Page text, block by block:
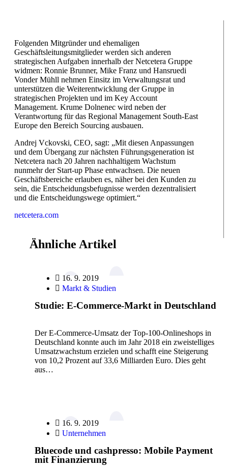
Folgenden Mitgründer und ehemaligen
Geschäftsleitungsmitglieder werden sich anderen
strategischen Aufgaben innerhalb der Netcetera Gruppe
widmen: Ronnie Brunner, Mike Franz und Hansruedi
Vonder Mühll nehmen Einsitz im Verwaltungsrat und
unterstützen die Weiterentwicklung der Gruppe in
strategischen Projekten und im Key Account
Management. Krume Dolnenec wird neben der
Verantwortung für das Regional Management South-East
Europe den Bereich Sourcing ausbauen.
Andrej Vckovski, CEO, sagt: „Mit diesen Anpassungen
und dem Übergang zur nächsten Führungsgeneration ist
Netcetera nach 20 Jahren nachhaltigem Wachstum
nunmehr der Start-up Phase entwachsen. Die neuen
Geschäftsbereiche erlauben es, näher bei den Kunden zu
sein, die Entscheidungsbefugnisse werden dezentralisiert
und die Entscheidungswege optimiert.“
netcetera.com
Ähnliche Artikel
16. 9. 2019
Markt & Studien
Studie: E-Commerce-Markt in Deutschland
Der E-Commerce-Umsatz der Top-100-Onlineshops in
Deutschland konnte auch im Jahr 2018 ein zweistelliges
Umsatzwachstum erzielen und schafft eine Steigerung
von 10,2 Prozent auf 33,6 Milliarden Euro. Dies geht
aus…
16. 9. 2019
Unternehmen
Bluecode und cashpresso: Mobile Payment
mit Finanzierung